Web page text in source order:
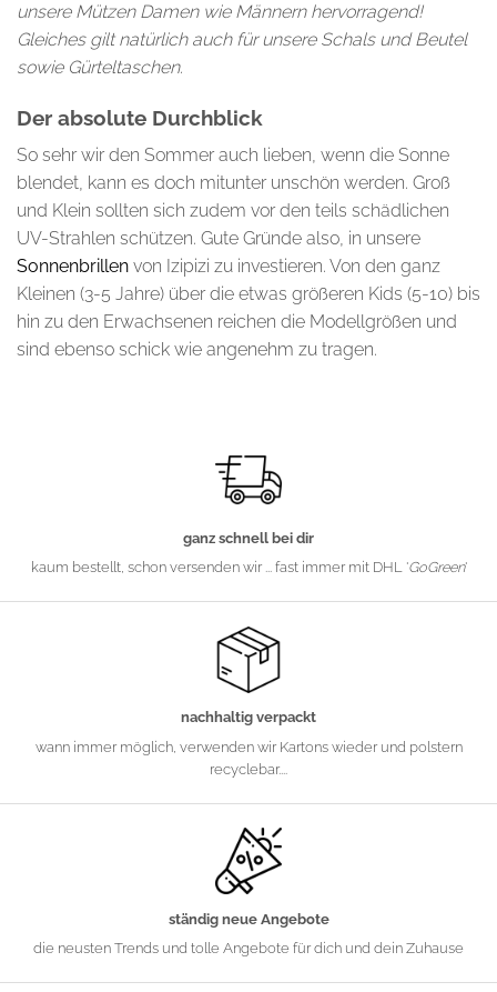
unsere Mützen Damen wie Männern hervorragend!
Gleiches gilt natürlich auch für unsere Schals und Beutel
sowie Gürteltaschen.
Der absolute Durchblick
So sehr wir den Sommer auch lieben, wenn die Sonne
blendet, kann es doch mitunter unschön werden. Groß
und Klein sollten sich zudem vor den teils schädlichen
UV-Strahlen schützen. Gute Gründe also, in unsere
Sonnenbrillen von Izipizi zu investieren. Von den ganz
Kleinen (3-5 Jahre) über die etwas größeren Kids (5-10) bis
hin zu den Erwachsenen reichen die Modellgrößen und
sind ebenso schick wie angenehm zu tragen.
ganz schnell bei dir
kaum bestellt, schon versenden wir ... fast immer mit DHL 'GoGreen'
nachhaltig verpackt
wann immer möglich, verwenden wir Kartons wieder und polstern
recyclebar....
ständig neue Angebote
die neusten Trends und tolle Angebote für dich und dein Zuhause